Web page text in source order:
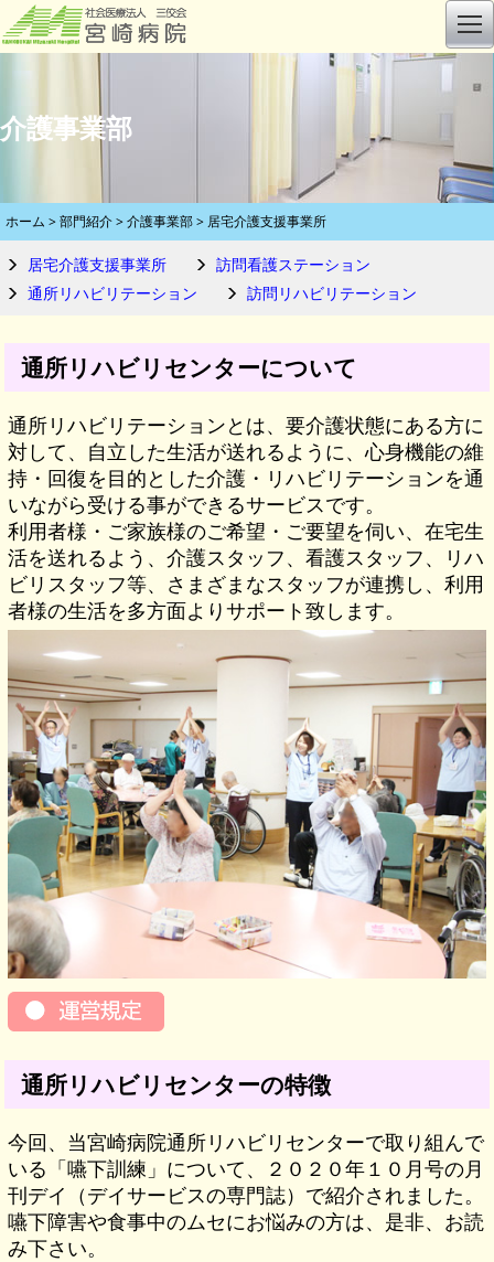
介護事業部
ホーム >部門紹介>介護事業部> 居宅介護支援事業所
居宅介護支援事業所
訪問看護ステーション
通所リハビリテーション
訪問リハビリテーション
通所リハビリセンターについて
通所リハビリテーションとは、要介護状態にある方に
対して、自立した生活が送れるように、心身機能の維
持・回復を目的とした介護・リハビリテーションを通
いながら受ける事ができるサービスです。
利用者様・ご家族様のご希望・ご要望を伺い、在宅生
活を送れるよう、介護スタッフ、看護スタッフ、リハ
ビリスタッフ等、さまざまなスタッフが連携し、利用
者様の生活を多方面よりサポート致します。
通所リハビリセンターの特徴
今回、当宮崎病院通所リハビリセンターで取り組んで
いる「嚥下訓練」について、２０２０年１０月号の月
刊デイ（デイサービスの専門誌）で紹介されました。
嚥下障害や食事中のムセにお悩みの方は、是非、お読
み下さい。